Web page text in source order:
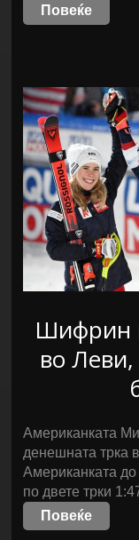
Повеќе
Шифрин
во Леви,
Американката
денешната трка
Американката
по двете трки
Повеќе